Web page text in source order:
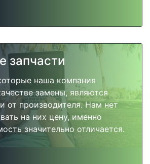
запчасти
наша компания
замены, являются
от производителя. Нам нет
на них цену, именно
значительно отличается.